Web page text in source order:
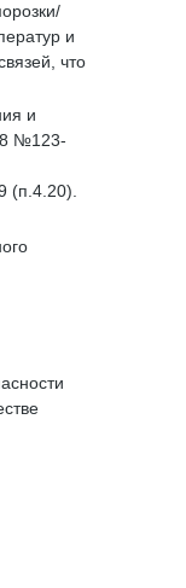
и
что
и
№123-
(п.4.20).